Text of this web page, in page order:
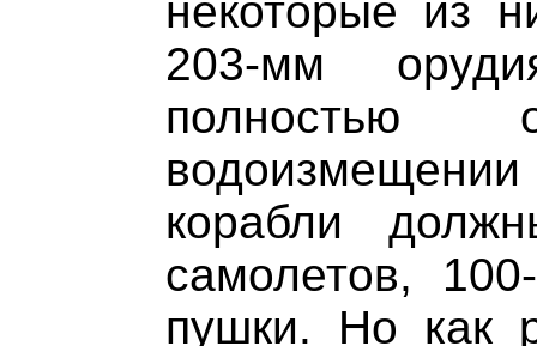
некоторые из
203-мм
полностью
корабли
самолетов,
пушки. Но как